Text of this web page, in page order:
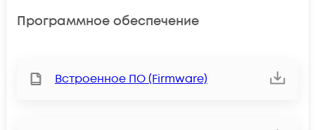
Программное обеспечение
Встроенное ПО (Firmware)